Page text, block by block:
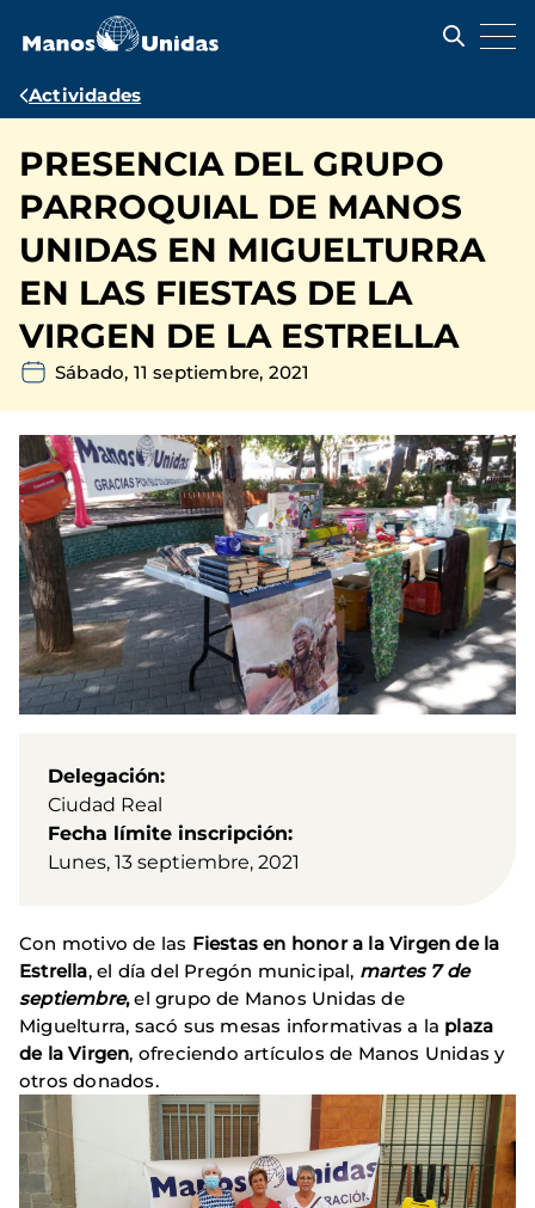
contenido
Ruta
navegación
Actividades
PRESENCIA DEL GRUPO
PARROQUIAL DE MANOS
UNIDAS EN MIGUELTURRA
EN LAS FIESTAS DE LA
VIRGEN DE LA ESTRELLA
Sábado, 11 septiembre, 2021
Delegación
Ciudad Real
Fecha límite inscripción
Lunes, 13 septiembre, 2021
Con motivo de las Fiestas en honor a la Virgen de la
Estrella, el día del Pregón municipal, martes 7 de
septiembre,el grupo de Manos Unidas de
Miguelturra, sacó sus mesas informativas a la plaza
de la Virgen, ofreciendo artículos de Manos Unidas y
otros donados.